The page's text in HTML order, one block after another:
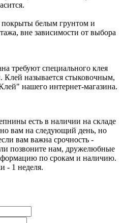
покрыты белым грунтом и
вне зависимости от выбора
требуют специального клея
Клей называется стыковочным,
нашего интернет-магазина.
есть в наличии на складе
вам на следующий день, но
вам важна срочность -
позвоните нам, дружелюбные
по срокам и наличию.
- 1 неделя.